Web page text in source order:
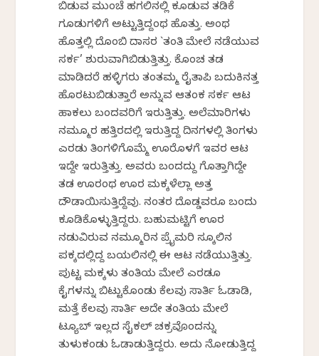
ಬಿಡುವ ಮುಂಚೆ ಹಗಲಿನಲ್ಲಿ ಕೂಡುವ ತಡಿಕೆ
ಗೂಡುಗಳಿಗೆ ಅಟ್ಟುತ್ತಿದ್ದಂಥ ಹೊತ್ತು. ಅಂಥ
ಹೊತ್ತಲ್ಲಿ ದೊಂಬಿ ದಾಸರ `ತಂತಿ ಮೇಲೆ ನಡೆಯುವ
ಸರ್ಕಸ್’ ಶುರುವಾಗಿಬಿಡುತ್ತಿತ್ತು. ಕೊಂಚ ತಡ
ಮಾಡಿದರೆ ಹಳ್ಳಿಗರು ತಂತಮ್ಮ ರೈತಾಪಿ ಬದುಕಿನತ್ತ
ಹೊರಟುಬಿಡುತ್ತಾರೆ ಅನ್ನುವ ಆತಂಕ ಸರ್ಕಸ್ ಆಟ
ಹಾಕಲು ಬಂದವರಿಗೆ ಇರುತ್ತಿತ್ತು. ಅಲೆಮಾರಿಗಳು
ನಮ್ಮೂರ ಹತ್ತಿರದಲ್ಲಿ ಇರುತ್ತಿದ್ದ ದಿನಗಳಲ್ಲಿ ತಿಂಗಳು
ಎರಡು ತಿಂಗಳಿಗೊಮ್ಮೆ ಊರೊಳಗೆ ಇವರ ಆಟ
ಇದ್ದೇ ಇರುತ್ತಿತ್ತು. ಅವರು ಬಂದದ್ದು ಗೊತ್ತಾಗಿದ್ದೇ
ತಡ ಊರಂಥ ಊರ ಮಕ್ಕಳೆಲ್ಲಾ ಅತ್ತ
ದೌಡಾಯಿಸುತ್ತಿದ್ದೆವು. ನಂತರ ದೊಡ್ಡವರೂ ಬಂದು
ಕೂಡಿಕೊಳ್ಳುತ್ತಿದ್ದರು. ಬಹುಮಟ್ಟಿಗೆ ಊರ
ನಡುವಿರುವ ನಮ್ಮೂರಿನ ಪ್ರೈಮರಿ ಸ್ಕೂಲಿನ
ಪಕ್ಕದಲ್ಲಿದ್ದ ಬಯಲಿನಲ್ಲಿ ಈ ಆಟ ನಡೆಯುತ್ತಿತ್ತು.
ಪುಟ್ಟ ಮಕ್ಕಳು ತಂತಿಯ ಮೇಲೆ ಎರಡೂ
ಕೈಗಳನ್ನು ಬಿಟ್ಟುಕೊಂಡು ಕೆಲವು ಸಾರ್ತಿ ಓಡಾಡಿ,
ಮತ್ತೆ ಕೆಲವು ಸಾರ್ತಿ ಅದೇ ತಂತಿಯ ಮೇಲೆ
ಟ್ಯೂಬ್ ಇಲ್ಲದ ಸೈಕಲ್ ಚಕ್ರವೊಂದನ್ನು
ತುಳುಕಂಡು ಓಡಾಡುತ್ತಿದ್ದರು. ಅದು ನೋಡುತ್ತಿದ್ದ